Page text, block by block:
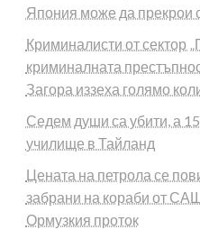
Япония може да прекрои
Криминалисти от сектор
криминалната
Загора иззеха голямо
Седем души са убити, а
училище в Тайланд
Цената на петрола се
забрани на кораби от
Ормузкия проток